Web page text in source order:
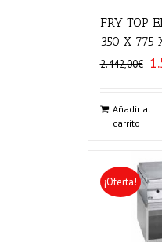
FRY TOP
350 X 775
2.442,00€ El
era:
Añadir al
carrito
¡Oferta!